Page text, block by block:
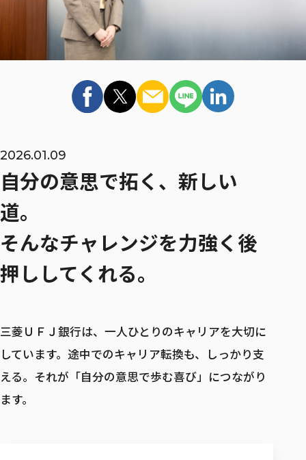
新卒採用 マイページ/ログイン
インターンシップマイページ / ログイン
キャリア採用
キャリア採用 TOP
キャリア登録
ウェルカムバック採用
2026.01.09
自分の意思で拓く、新しい
道。
そんなチャレンジを力強く後
押ししてくれる。
三菱ＵＦＪ銀行は、一人ひとりのキャリアを大切に
しています。途中でのキャリア転換も、しっかり支
える。それが「自分の意思で歩む喜び」につながり
ます。